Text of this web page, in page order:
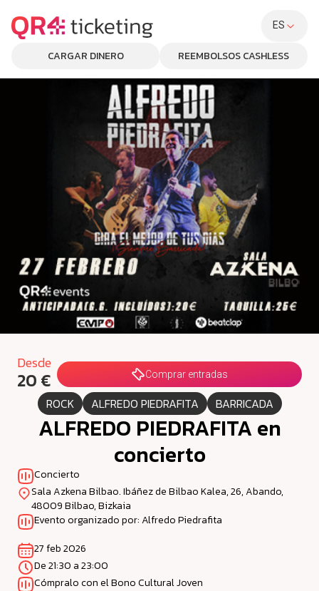
ES
CARGAR DINERO REEMBOLSOS CASHLESS
Desde
20 € Comprar entradas
ROCK ALFREDO PIEDRAFITA BARRICADA
ALFREDO PIEDRAFITA en
concierto
Concierto
Sala Azkena Bilbao. Ibáñez de Bilbao Kalea, 26, Abando,
48009 Bilbao, Bizkaia
Evento organizado por: Alfredo Piedrafita
27 feb 2026
De 21:30 a 23:00
Cómpralo con el Bono Cultural Joven